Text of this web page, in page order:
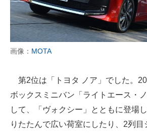
建設×テクノロジーの最前線
ちょっと気になるネットの話題
画像： MOTA
第2位は「トヨタ ノア」でした。
ボックスミニバン「ライトエース・
して、「ヴォクシー」とともに登場
りたたんで広い荷室にしたり、2列目